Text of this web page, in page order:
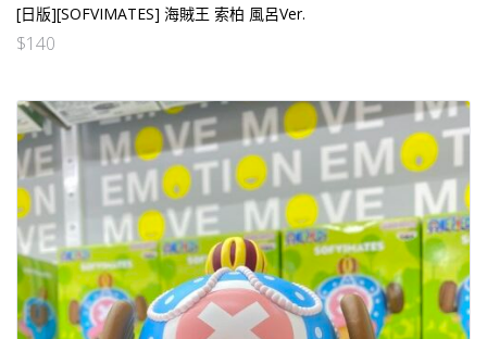
[日版][SOFVIMATES] 海賊王 索柏 風呂Ver.
$140